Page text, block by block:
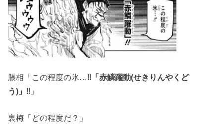
脹相「この程度の氷…!! 「赤鱗躍動(せきりんやくど
う)」 !!」
裏梅「どの程度だ？」